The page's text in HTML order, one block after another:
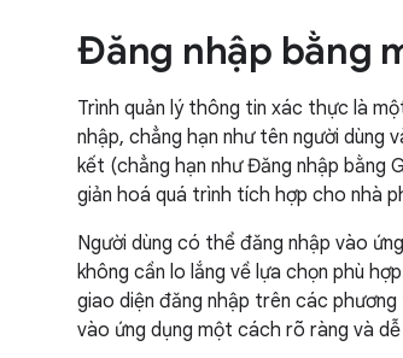
Đăng nhập bằng
Trình quản lý thông tin xác thực là
nhập, chẳng hạn như tên người dùng
kết (chẳng hạn như Đăng nhập bằng
giản hoá quá trình tích hợp cho nhà
Người dùng có thể đăng nhập vào
không cần lo lắng về lựa chọn phù
giao diện đăng nhập trên các
vào ứng dụng một cách rõ ràng và